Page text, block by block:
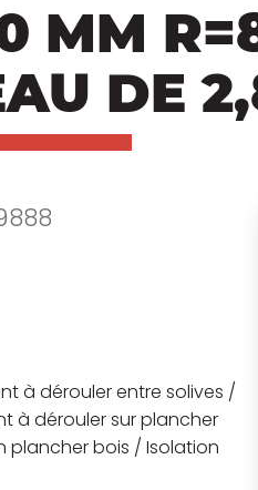
MM
DE
à dérouler entre solives /
à dérouler sur plancher
plancher bois / Isolation